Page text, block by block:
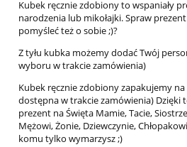
Kubek ręcznie zdobiony to wspaniały
narodzenia lub mikołajki. Spraw
pomyśleć też o sobie ;)?
Z tyłu kubka możemy dodać Twój
wyboru w trakcie zamówienia)
Kubek ręcznie zdobiony zapakujemy
dostępna w trakcie zamówienia) Dzięki
prezent na Święta Mamie, Tacie,
Mężowi, Żonie, Dziewczynie,
komu tylko wymarzysz ;)